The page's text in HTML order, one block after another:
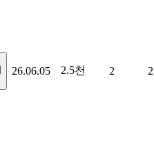
26.06.05 2.5천 2 2